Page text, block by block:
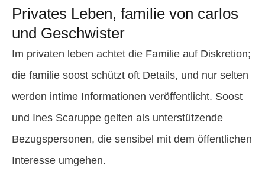
Privates Leben, familie von carlos
und Geschwister
Im privaten leben achtet die Familie auf Diskretion;
die familie soost schützt oft Details, und nur selten
werden intime Informationen veröffentlicht. Soost
und Ines Scaruppe gelten als unterstützende
Bezugspersonen, die sensibel mit dem öffentlichen
Interesse umgehen.